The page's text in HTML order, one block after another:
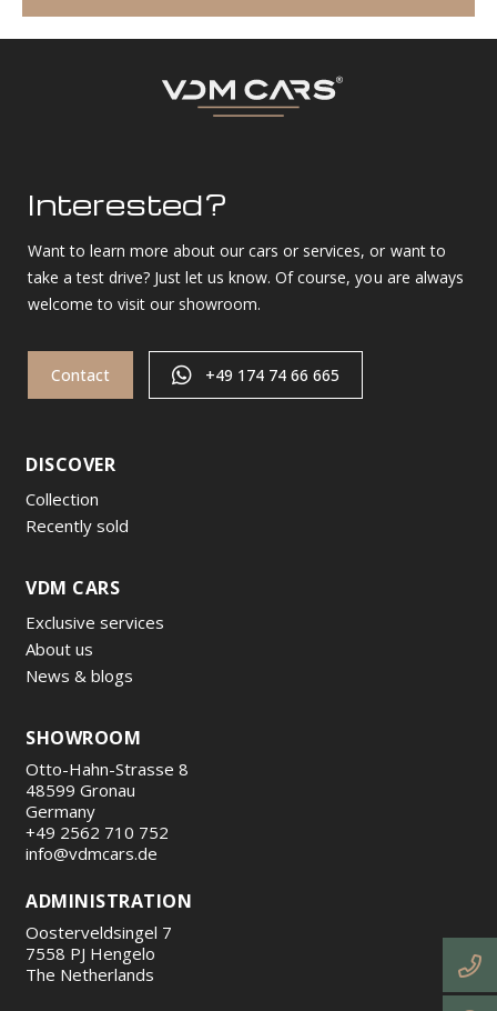
Interested?
Want to learn more about our cars or services, or want to
take a test drive? Just let us know. Of course, you are always
welcome to visit our showroom.
Contact +49 174 74 66 665
DISCOVER
Collection
Recently sold
VDM CARS
Exclusive services
About us
News & blogs
SHOWROOM
Otto-Hahn-Strasse 8
48599 Gronau
Germany
+49 2562 710 752
info@vdmcars.de
ADMINISTRATION
Oosterveldsingel 7
7558 PJ Hengelo
The Netherlands